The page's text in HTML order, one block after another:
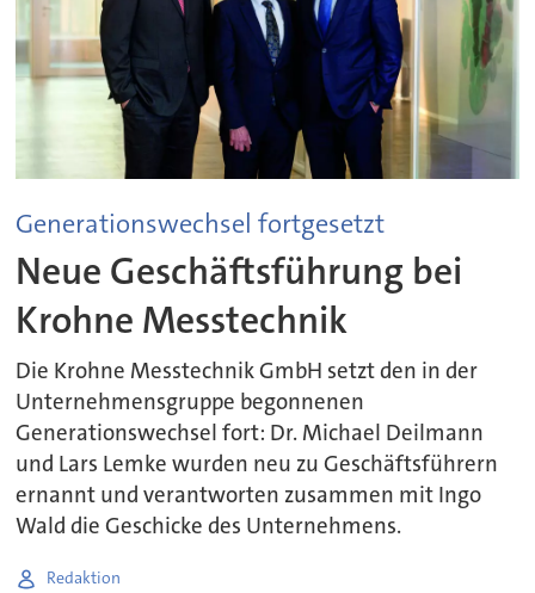
Generationswechsel fortgesetzt
Neue Geschäftsführung bei
Krohne Messtechnik
Die Krohne Messtechnik GmbH setzt den in der
Unternehmensgruppe begonnenen
Generationswechsel fort: Dr. Michael Deilmann
und Lars Lemke wurden neu zu Geschäftsführern
ernannt und verantworten zusammen mit Ingo
Wald die Geschicke des Unternehmens.
Redaktion